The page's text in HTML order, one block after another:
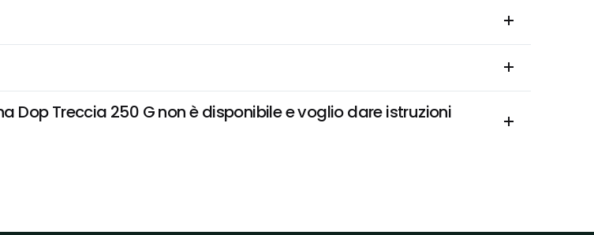
Dop Treccia 250 G non è disponibile e voglio dare istruzioni